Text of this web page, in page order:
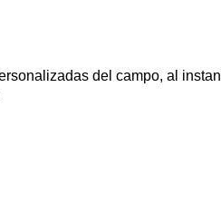
del campo, al